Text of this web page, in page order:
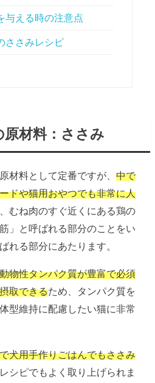
与える時の注意点
ささみレシピ
材料：ささみ
材料として定番ですが、中で
ドや猫用おやつでも非常に人
むね肉のすぐ近くにある鶏の
」と呼ばれる部分のことをい
れる部分にあたります。
物性タンパク質が豊富で必須
取できるため、タンパク質を
型維持に配慮したい猫に非常
犬用手作りごはんでもささみ
レシピでもよく取り上げられま